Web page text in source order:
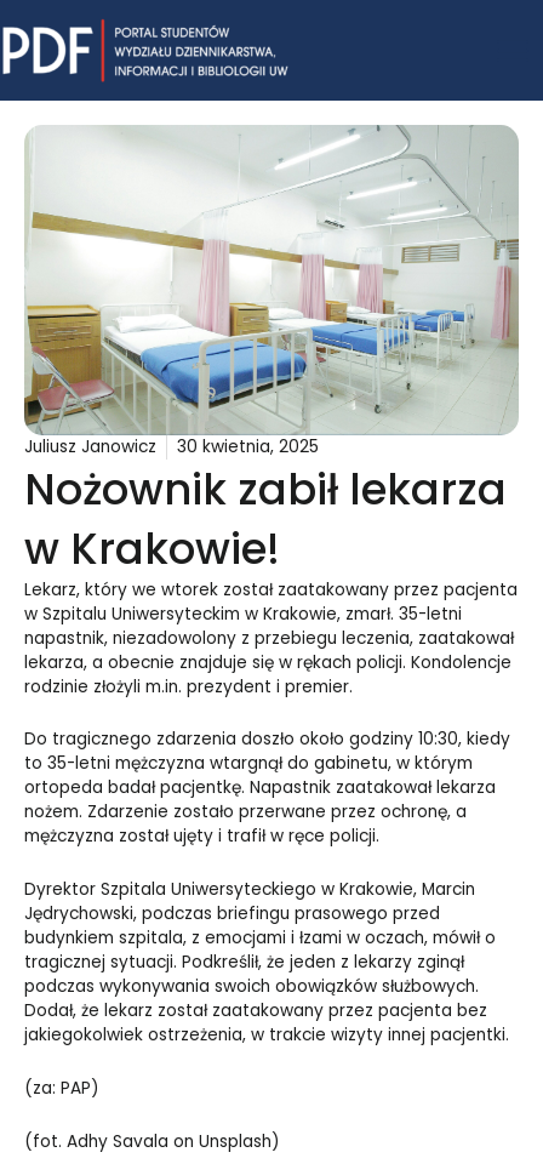
to
content
Juliusz Janowicz 30 kwietnia, 2025
Nożownik zabił lekarza
w Krakowie!
Lekarz, który we wtorek został zaatakowany przez pacjenta
w Szpitalu Uniwersyteckim w Krakowie, zmarł. 35-letni
napastnik, niezadowolony z przebiegu leczenia, zaatakował
lekarza, a obecnie znajduje się w rękach policji. Kondolencje
rodzinie złożyli m.in. prezydent i premier.
Do tragicznego zdarzenia doszło około godziny 10:30, kiedy
to 35-letni mężczyzna wtargnął do gabinetu, w którym
ortopeda badał pacjentkę. Napastnik zaatakował lekarza
nożem. Zdarzenie zostało przerwane przez ochronę, a
mężczyzna został ujęty i trafił w ręce policji.
Dyrektor Szpitala Uniwersyteckiego w Krakowie, Marcin
Jędrychowski, podczas briefingu prasowego przed
budynkiem szpitala, z emocjami i łzami w oczach, mówił o
tragicznej sytuacji. Podkreślił, że jeden z lekarzy zginął
podczas wykonywania swoich obowiązków służbowych.
Dodał, że lekarz został zaatakowany przez pacjenta bez
jakiegokolwiek ostrzeżenia, w trakcie wizyty innej pacjentki.
(za: PAP)
(fot. Adhy Savala on Unsplash)